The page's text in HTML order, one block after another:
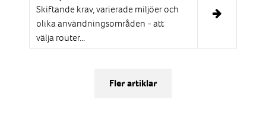
Skiftande krav, varierade miljöer och
olika användningsområden - att
välja router...
Fler artiklar